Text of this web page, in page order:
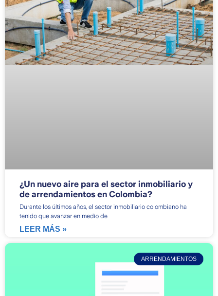
¿Un nuevo aire para el sector inmobiliario y
de arrendamientos en Colombia?
Durante los últimos años, el sector inmobiliario colombiano ha
tenido que avanzar en medio de
LEER MÁS »
ARRENDAMIENTOS